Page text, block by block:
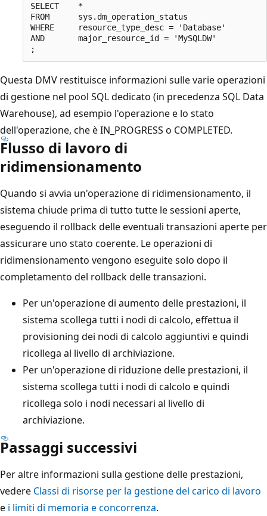
SELECT    *
FROM      sys.dm_operation_status
WHERE     resource_type_desc = 'Database'
AND       major_resource_id = 'MySQLDW'
Questa DMV restituisce informazioni sulle varie operazioni
di gestione nel pool SQL dedicato (in precedenza SQL Data
Warehouse), ad esempio l'operazione e lo stato
dell'operazione, che è IN_PROGRESS o COMPLETED.
Flusso di lavoro di
ridimensionamento
Quando si avvia un'operazione di ridimensionamento, il
sistema chiude prima di tutto tutte le sessioni aperte,
eseguendo il rollback delle eventuali transazioni aperte per
assicurare uno stato coerente. Le operazioni di
ridimensionamento vengono eseguite solo dopo il
completamento del rollback delle transazioni.
Per un'operazione di aumento delle prestazioni, il
sistema scollega tutti i nodi di calcolo, effettua il
provisioning dei nodi di calcolo aggiuntivi e quindi
ricollega al livello di archiviazione.
Per un'operazione di riduzione delle prestazioni, il
sistema scollega tutti i nodi di calcolo e quindi
ricollega solo i nodi necessari al livello di
archiviazione.
Passaggi successivi
Per altre informazioni sulla gestione delle prestazioni,
vedere Classi di risorse per la gestione del carico di lavoro
e i limiti di memoria e concorrenza.